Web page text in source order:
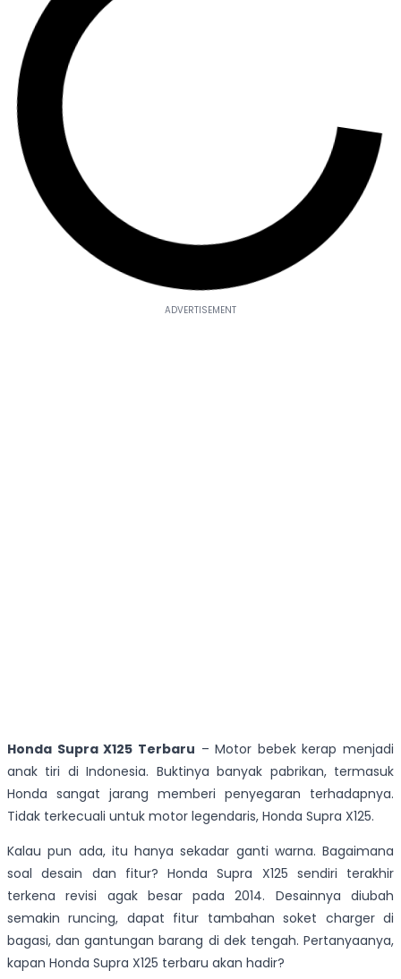
Honda Supra X125 Terbaru – Motor bebek kerap menjadi
anak tiri di Indonesia. Buktinya banyak pabrikan, termasuk
Honda sangat jarang memberi penyegaran terhadapnya.
Tidak terkecuali untuk motor legendaris, Honda Supra X125.
Kalau pun ada, itu hanya sekadar ganti warna. Bagaimana
soal desain dan fitur? Honda Supra X125 sendiri terakhir
terkena revisi agak besar pada 2014. Desainnya diubah
semakin runcing, dapat fitur tambahan soket charger di
bagasi, dan gantungan barang di dek tengah. Pertanyaanya,
kapan Honda Supra X125 terbaru akan hadir?